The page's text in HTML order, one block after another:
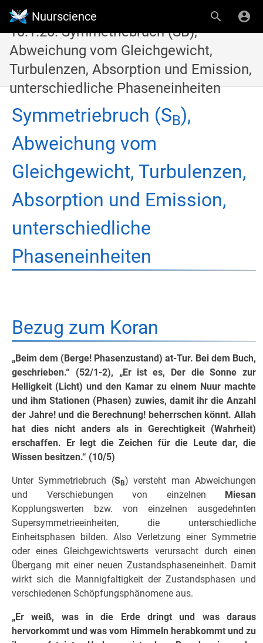
Nuurscience
10.1.20. Symmetriebruch (SB),
Abweichung vom Gleichgewicht,
Turbulenzen, Absorption und Emission,
unterschiedliche Phaseneinheiten
Symmetriebruch (SB),
Abweichung vom
Gleichgewicht, Turbulenzen,
Absorption und Emission,
unterschiedliche
Phaseneinheiten
Bezug zum Koran
„Beim dem (Berge! Phasenzustand) at-Tur. Bei dem Buch,
geschrieben.“ (52/1-2), „Er ist es, Der die Sonne zur
Helligkeit (Licht) und den Kamar zu einem Nuur machte
und ihm Stationen (Phasen) zuwies, damit ihr die Anzahl
der Jahre! und die Berechnung! beherrschen könnt. Allah
hat dies nicht anders als in Gerechtigkeit (Wahrheit)
erschaffen. Er legt die Zeichen für die Leute dar, die
Wissen besitzen.“ (10/5)
Unter Symmetriebruch (SB) versteht man Abweichungen
und Verschiebungen von einzelnen Miesan
Kopplungswerten bzw. von einzelnen ausgedehnten
Supersymmetrieeinheiten, die unterschiedliche
Einheitsphasen bilden. Also Verletzung einer Symmetrie
oder eines Gleichgewichtswerts verursacht durch einen
Übergang mit einer neuen Zustandsphaseneinheit. Damit
wirkt sich die Mannigfaltigkeit der Zustandsphasen und
verschiedenen Schöpfungsphänomene aus.
„Er weiß, was in die Erde dringt und was daraus
hervorkommt und was vom Himmeln herab­kommt und zu